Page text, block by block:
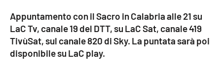
LaC OnAir
Appuntamento con il Sacro in Calabria alle 21 su
LaC Tv, canale 19 del DTT, su LaC Sat, canale 419
TivùSat, sul canale 820 di Sky. La puntata sarà poi
disponibile su LaC play.